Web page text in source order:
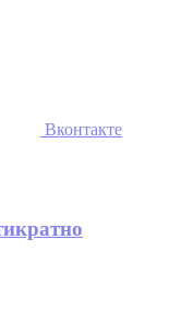
Вконтакте